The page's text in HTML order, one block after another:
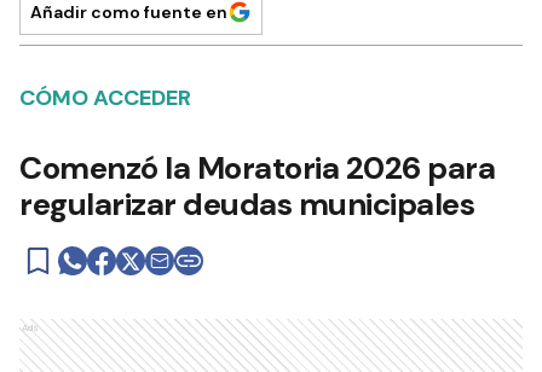
Añadir como fuente en
CÓMO ACCEDER
Comenzó la Moratoria 2026 para
regularizar deudas municipales
Ads